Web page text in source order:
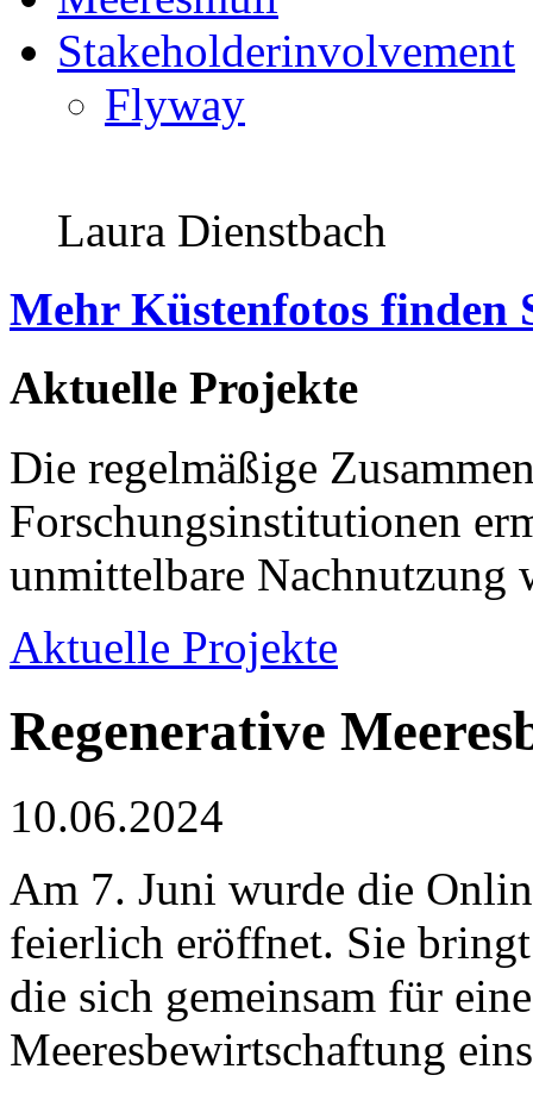
Stakeholderinvolvement
Flyway
Laura Dienstbach
Mehr Küstenfotos finden
Aktuelle Projekte
Die regelmäßige
Forschungsinstitutionen
unmittelbare Nachnutzung
Aktuelle Projekte
Regenerative
10.06.2024
Am 7. Juni wurde die
feierlich eröffnet. Sie
die sich gemeinsam für
Meeresbewirtschaftung